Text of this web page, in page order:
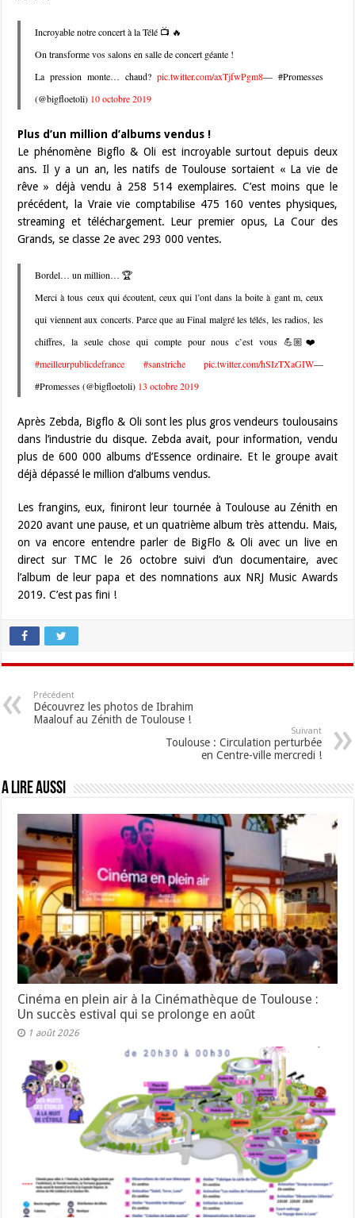
Incroyable notre concert à la Télé 📺 🔥
On transforme vos salons en salle de concert géante !
La pression monte… chaud? pic.twitter.com/axTjfwPgm8— #Promesses
(@bigfloetoli) 10 octobre 2019
Plus d’un million d’albums vendus !
Le phénomène Bigflo & Oli est incroyable surtout depuis deux
ans. Il y a un an, les natifs de Toulouse sortaient « La vie de
rêve » déjà vendu à 258 514 exemplaires. C’est moins que le
précédent, la Vraie vie comptabilise 475 160 ventes physiques,
streaming et téléchargement. Leur premier opus, La Cour des
Grands, se classe 2e avec 293 000 ventes.
Bordel… un million… 🏆
Merci à tous ceux qui écoutent, ceux qui l’ont dans la boite à gant m, ceux
qui viennent aux concerts. Parce que au Final malgré les télés, les radios, les
chiffres, la seule chose qui compte pour nous c’est vous 💪🏼❤️
#meilleurpublicdefrance
#sanstriche pic.twitter.com/hSIzTXaGIW—
#Promesses (@bigfloetoli) 13 octobre 2019
Après Zebda, Bigflo & Oli sont les plus gros vendeurs toulousains
dans l’industrie du disque. Zebda avait, pour information, vendu
plus de 600 000 albums d’Essence ordinaire. Et le groupe avait
déjà dépassé le million d’albums vendus.
Les frangins, eux, finiront leur tournée à Toulouse au Zénith en
2020 avant une pause, et un quatrième album très attendu. Mais,
on va encore entendre parler de BigFlo & Oli avec un live en
direct sur TMC le 26 octobre suivi d’un documentaire, avec
l’album de leur papa et des nomnations aux NRJ Music Awards
2019. C’est pas fini !
Précédent
Découvrez les photos de Ibrahim
Maalouf au Zénith de Toulouse !
Suivant
Toulouse : Circulation perturbée
en Centre-ville mercredi !
A lire aussi
Cinéma en plein air à la Cinémathèque de Toulouse :
Un succès estival qui se prolonge en août
1 août 2026